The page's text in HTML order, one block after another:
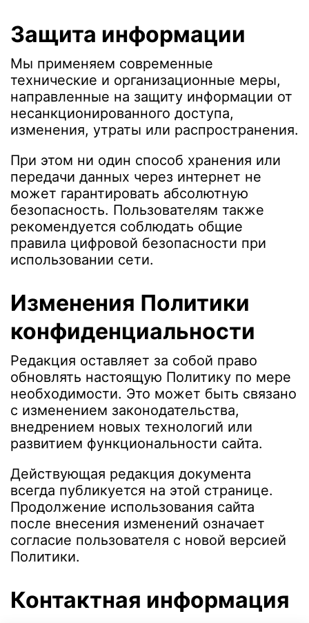
Защита информации
Мы применяем современные
технические и организационные меры,
направленные на защиту информации от
несанкционированного доступа,
изменения, утраты или распространения.
При этом ни один способ хранения или
передачи данных через интернет не
может гарантировать абсолютную
безопасность. Пользователям также
рекомендуется соблюдать общие
правила цифровой безопасности при
использовании сети.
Изменения Политики
конфиденциальности
Редакция оставляет за собой право
обновлять настоящую Политику по мере
необходимости. Это может быть связано
с изменением законодательства,
внедрением новых технологий или
развитием функциональности сайта.
Действующая редакция документа
всегда публикуется на этой странице.
Продолжение использования сайта
после внесения изменений означает
согласие пользователя с новой версией
Политики.
Контактная информация